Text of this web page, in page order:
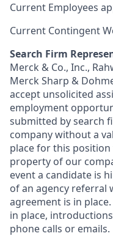
Current Employees
Current Contingent
Search Firm
Merck & Co., Inc.,
Merck Sharp &
accept unsolicited
employment
submitted by search
company without a
place for this
property of our
event a candidate is
of an agency referral
agreement is in
in place,
phone calls or emails.